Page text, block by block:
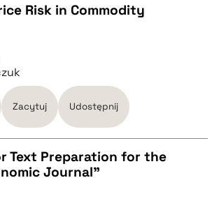
Risk in Commodity
Zacytuj Udostępnij
Text Preparation for the
Journal"